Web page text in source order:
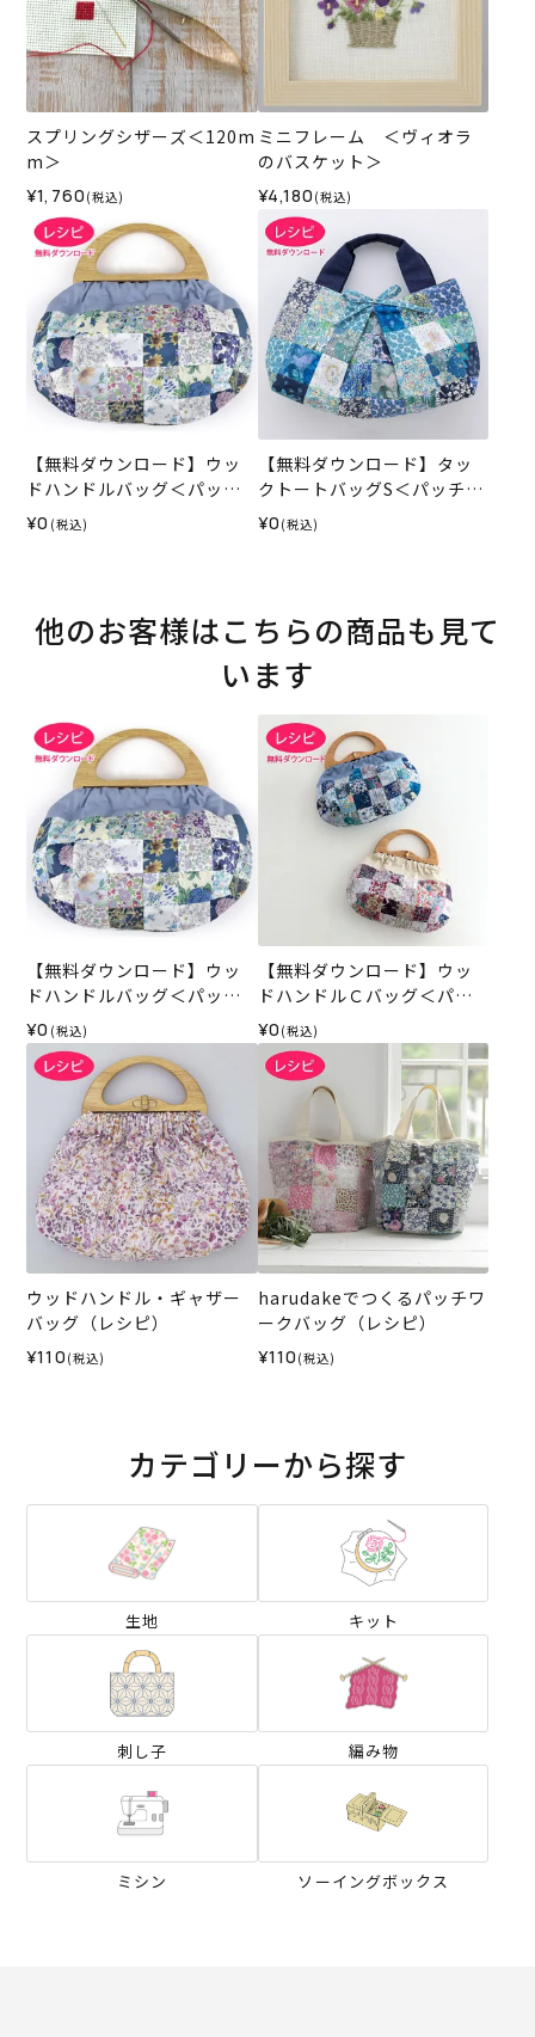
スプリングシザーズ＜120m
m＞
¥1,760 (税込)
ミニフレーム ＜ヴィオラ
のバスケット＞
¥4,180 (税込)
【無料ダウンロード】ウッ
ドハンドルバッグ＜パッチ
ワーク＞（レシピ）
¥0 (税込)
【無料ダウンロード】タッ
クトートバッグS＜パッチワ
ーク＞（レシピ）
¥0 (税込)
他のお客様はこちらの商品も見て
います
【無料ダウンロード】ウッ
ドハンドルバッグ＜パッチ
ワーク＞（レシピ）
¥0 (税込)
【無料ダウンロード】ウッ
ドハンドルＣバッグ＜パッ
チワーク＞（レシピ）
¥0 (税込)
ウッドハンドル・ギャザー
バッグ（レシピ）
¥110 (税込)
harudakeでつくるパッチワ
ークバッグ（レシピ）
¥110 (税込)
カテゴリーから探す
生地 キット
刺し子 編み物
ミシン ソーイングボックス